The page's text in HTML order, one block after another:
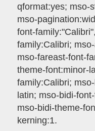
qformat:yes; mso-
mso-
font-
family:Calibri;
mso-fareast-font-
theme-font:minor-
family:Calibri;
latin; mso-bidi-
mso-bidi-theme-
kerning:1.